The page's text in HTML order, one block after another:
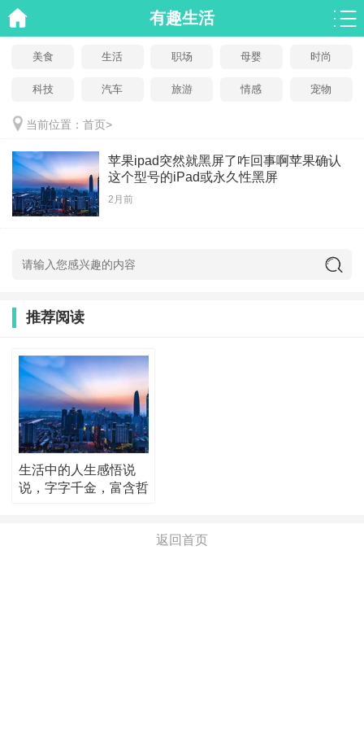
有趣生活
美食 生活 职场 母婴 时尚
科技 汽车 旅游 情感 宠物
当前位置： 首页>
苹果ipad突然就黑屏了咋回事啊苹果确认
这个型号的iPad或永久性黑屏
2月前
推荐阅读
生活中的人生感悟说
说，字字千金，富含哲
返回首页